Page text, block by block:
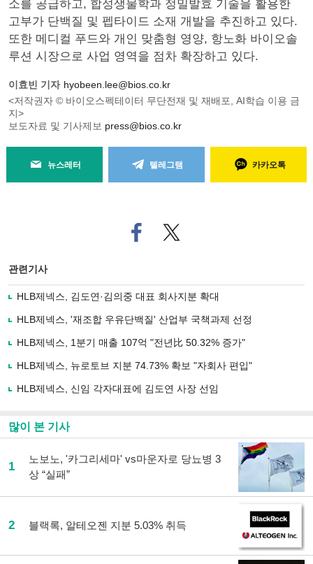
소를 공급하고, 합성생물학과 정밀발효 기술을 활용한
고부가 단백질 및 펩타이드 소재 개발을 추진하고 있다.
또한 메디컬 푸드와 개인 맞춤형 영양, 항노화 바이오솔
루션 시장으로 사업 영역을 점차 확장하고 있다.
이효빈 기자 hyobeen.lee@bios.co.kr
<저작권자 © 바이오스펙테이터 무단전재 및 재배포, AI학습 이용 금
지>
보도자료 및 기사제보 press@bios.co.kr
뉴스레터 텔레그램 카카오톡
페
이
로
기
사
유
기
트위
터로
관련기사
HLB제넥스, 김도연·김의중 대표 회사지분 확대
HLB제넥스, '재조합 우유단백질' 산업부 국책과제 선정
HLB제넥스, 1분기 매출 107억 "전년比 50.32% 증가"
HLB제넥스, 뉴로토브 지분 74.73% 확보 "자회사 편입"
HLB제넥스, 신임 각자대표에 김도연 사장 선임
많이 본 기사
1
노보노, '카그리세마' vs마운자로 당뇨병 3
상 “실패”
2 블랙록, 알테오젠 지분 5.03% 취득